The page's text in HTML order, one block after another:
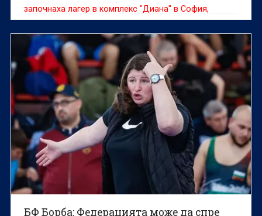
започнаха лагер в комплекс "Диана" в София,
съобщава родната федерация.
БФ Борба: Федерацията може да спре